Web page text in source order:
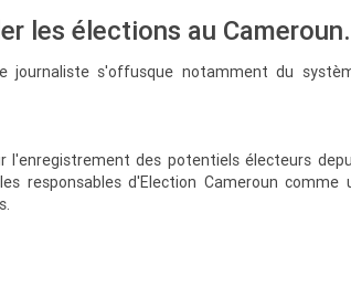
les élections au Cameroun.
journaliste s'offusque notamment du
l'enregistrement des potentiels électeurs
responsables d'Election Cameroun comme